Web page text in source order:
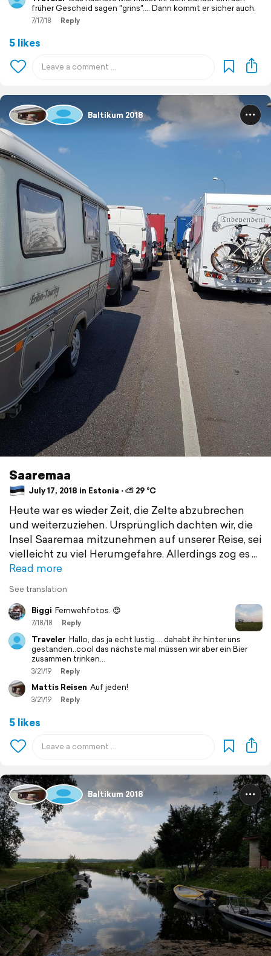
früher Gescheid sagen "grins".... Dann kommt er sicher auch.
7/17/18 Reply
5 likes
Baltikum 2018
Saaremaa
July 17, 2018 in Estonia ⋅ ⛅ 29 °C
Heute war es wieder Zeit, die Zelte abzubrechen
und weiterzuziehen. Ursprünglich dachten wir, die
Insel Saaremaa mitzunehmen auf unserer Reise, sei
vielleicht zu viel Herumgefahre. Allerdings zog es
Read more
See translation
Biggi Fernwehfotos. 😍
7/18/18 Reply
Traveler Hallo, das ja echt lustig.... dahabt ihr hinter uns
gestanden..cool das nächste mal müssen wir aber ein Bier
zusammen trinken...
3/21/19 Reply
Mattis Reisen Auf jeden!
3/21/19 Reply
5 likes
Baltikum 2018